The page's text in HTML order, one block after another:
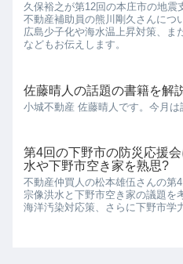
久保裕之が第12回の本庄市の地震
不動産補助員の熊川剛久さんにつ
広島少子化や海水温上昇対策、ま
などもお伝えします。
佐藤晴人の話題の書籍を解
小城不動産 佐藤晴人です。今月は
第4回の下野市の防災応援
水や下野市空き家を熟思?
不動産仲買人の松本雄伍さんの第
宗像洪水と下野市空き家の議題を
海洋汚染対応策、さらに下野市学